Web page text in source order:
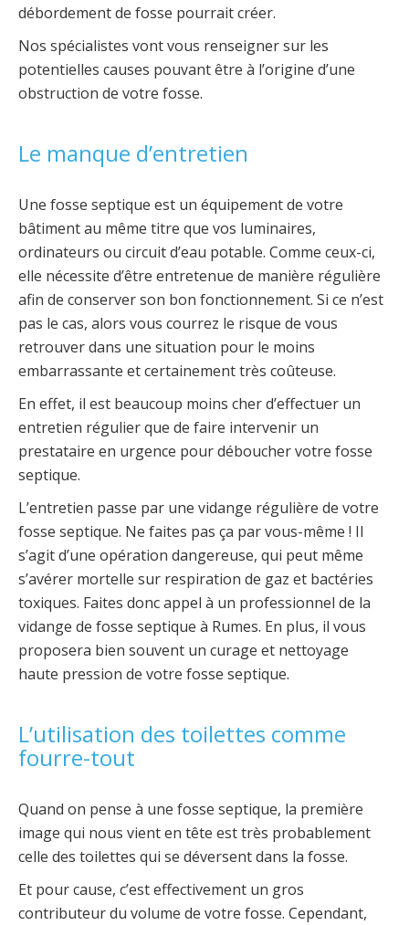
débordement de fosse pourrait créer.
Nos spécialistes vont vous renseigner sur les
potentielles causes pouvant être à l’origine d’une
obstruction de votre fosse.
Le manque d’entretien
Une fosse septique est un équipement de votre
bâtiment au même titre que vos luminaires,
ordinateurs ou circuit d’eau potable. Comme ceux-ci,
elle nécessite d’être entretenue de manière régulière
afin de conserver son bon fonctionnement. Si ce n’est
pas le cas, alors vous courrez le risque de vous
retrouver dans une situation pour le moins
embarrassante et certainement très coûteuse.
En effet, il est beaucoup moins cher d’effectuer un
entretien régulier que de faire intervenir un
prestataire en urgence pour déboucher votre fosse
septique.
L’entretien passe par une vidange régulière de votre
fosse septique. Ne faites pas ça par vous-même ! Il
s’agit d’une opération dangereuse, qui peut même
s’avérer mortelle sur respiration de gaz et bactéries
toxiques. Faites donc appel à un professionnel de la
vidange de fosse septique à Rumes. En plus, il vous
proposera bien souvent un curage et nettoyage
haute pression de votre fosse septique.
L’utilisation des toilettes comme
fourre-tout
Quand on pense à une fosse septique, la première
image qui nous vient en tête est très probablement
celle des toilettes qui se déversent dans la fosse.
Et pour cause, c’est effectivement un gros
contributeur du volume de votre fosse. Cependant,